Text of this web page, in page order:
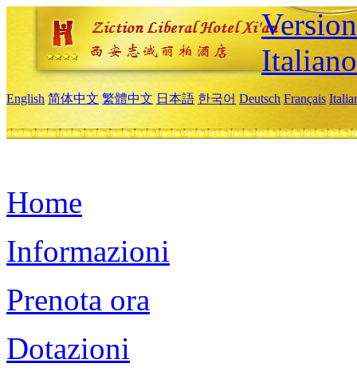
Italiano
English 简体中文 繁體中文 日本語 한국어 Deutsch Français
Home
Informazioni
Prenota ora
Dotazioni